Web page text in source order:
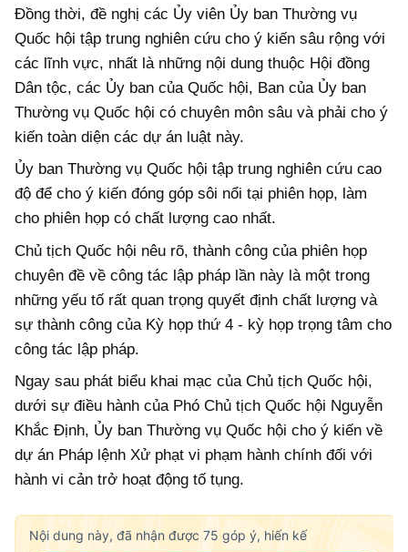
Đồng thời, đề nghị các Ủy viên Ủy ban Thường vụ
Quốc hội tập trung nghiên cứu cho ý kiến sâu rộng với
các lĩnh vực, nhất là những nội dung thuộc Hội đồng
Dân tộc, các Ủy ban của Quốc hội, Ban của Ủy ban
Thường vụ Quốc hội có chuyên môn sâu và phải cho ý
kiến toàn diện các dự án luật này.
Ủy ban Thường vụ Quốc hội tập trung nghiên cứu cao
độ để cho ý kiến đóng góp sôi nổi tại phiên họp, làm
cho phiên họp có chất lượng cao nhất.
Chủ tịch Quốc hội nêu rõ, thành công của phiên họp
chuyên đề về công tác lập pháp lần này là một trong
những yếu tố rất quan trọng quyết định chất lượng và
sự thành công của Kỳ họp thứ 4 - kỳ họp trọng tâm cho
công tác lập pháp.
Ngay sau phát biểu khai mạc của Chủ tịch Quốc hội,
dưới sự điều hành của Phó Chủ tịch Quốc hội Nguyễn
Khắc Định, Ủy ban Thường vụ Quốc hội cho ý kiến về
dự án Pháp lệnh Xử phạt vi phạm hành chính đối với
hành vi cản trở hoạt động tố tụng.
Nội dung này, đã nhận được 75 góp ý, hiến kế